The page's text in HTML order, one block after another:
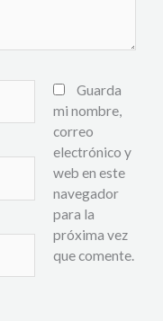
Guarda
mi nombre,
correo
electrónico y
web en este
navegador
para la
próxima vez
que comente.